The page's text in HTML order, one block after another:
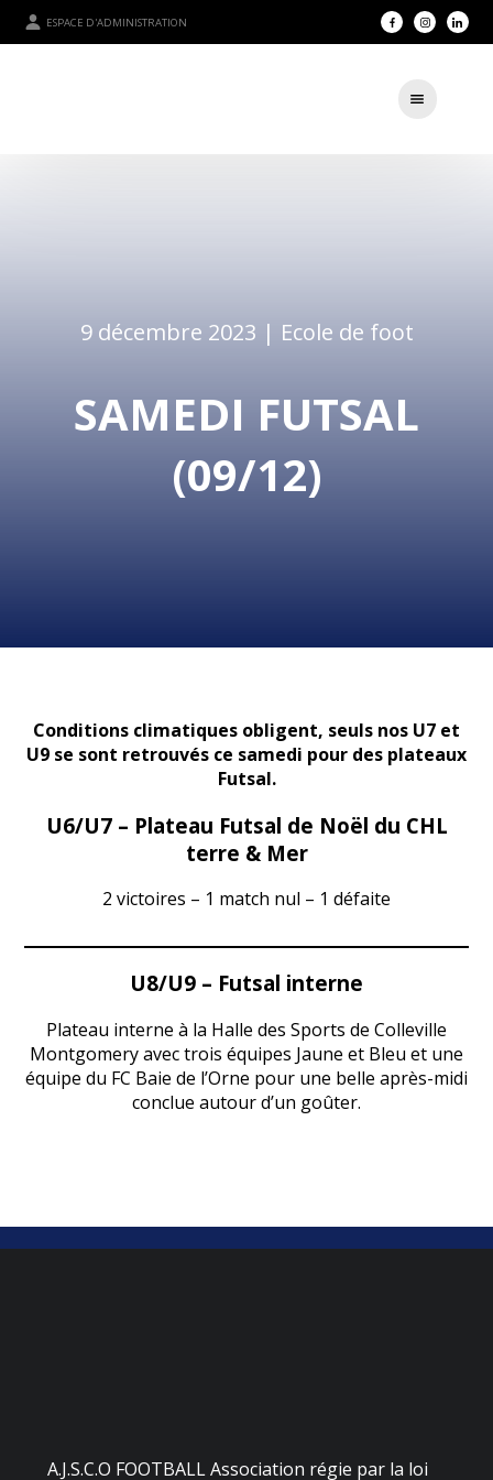
ESPACE D'ADMINISTRATION
9 décembre 2023 | Ecole de foot
SAMEDI FUTSAL
(09/12)
Conditions climatiques obligent, seuls nos U7 et
U9 se sont retrouvés ce samedi pour des plateaux
Futsal.
U6/U7 – Plateau Futsal de Noël du CHL
terre & Mer
2 victoires – 1 match nul – 1 défaite
U8/U9 – Futsal interne
Plateau interne à la Halle des Sports de Colleville
Montgomery avec trois équipes Jaune et Bleu et une
équipe du FC Baie de l’Orne pour une belle après-midi
conclue autour d’un goûter.
A.J.S.C.O FOOTBALL Association régie par la loi